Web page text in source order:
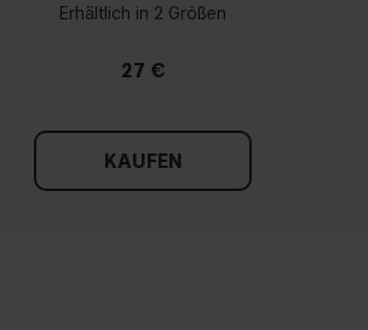
Erhältlich in 2 Größen
27 €
KAUFEN